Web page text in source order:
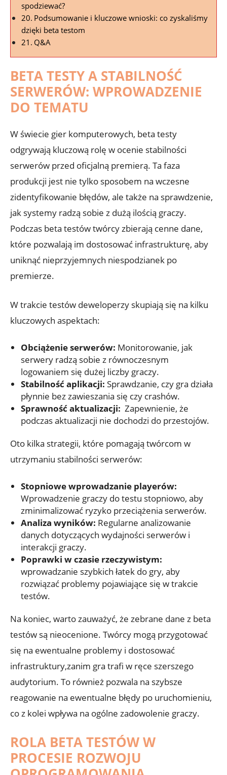
spodziewać?
Podsumowanie i kluczowe wnioski:⁢ co zyskaliśmy
dzięki⁣ beta testom
Q&A
BETA TESTY A STABILNOŚĆ
⁣SERWERÓW: WPROWADZENIE
DO TEMATU
W świecie‍ gier komputerowych, beta testy
⁤odgrywają kluczową⁢ rolę w​ ocenie stabilności
serwerów przed oficjalną⁣ premierą. ‌Ta faza
produkcji jest nie‍ tylko sposobem na wczesne
zidentyfikowanie​ błędów, ale także na sprawdzenie,
jak systemy radzą​ sobie z​ dużą ilością graczy.
Podczas beta‍ testów twórcy​ zbierają cenne dane,
które pozwalają⁢ im dostosować infrastrukturę, aby
uniknąć nieprzyjemnych niespodzianek po
premierze.
W trakcie testów deweloperzy skupiają się na kilku
kluczowych aspektach:
Obciążenie serwerów: Monitorowanie, jak
serwery radzą‌ sobie z równoczesnym
logowaniem się ⁣dużej liczby graczy.
Stabilność aplikacji: Sprawdzanie, czy gra działa
płynnie ‍bez zawieszania​ się⁢ czy‌ crashów.
Sprawność aktualizacji: ‌ Zapewnienie,‍ że
podczas aktualizacji nie dochodzi do przestojów.
Oto kilka strategii, ⁢które⁣ pomagają twórcom w
‍utrzymaniu stabilności serwerów:
Stopniowe wprowadzanie playerów:
Wprowadzenie ⁣graczy ⁤do testu stopniowo, aby
zminimalizować ryzyko przeciążenia⁢ serwerów.
Analiza wyników: Regularne analizowanie
danych dotyczących ​wydajności serwerów‌ i
interakcji graczy.
Poprawki‍ w ⁤czasie⁤ rzeczywistym:
wprowadzanie szybkich łatek‌ do gry, aby
rozwiązać⁣ problemy⁢ pojawiające się w trakcie
testów.
Na koniec,‌ warto zauważyć,‌ że zebrane dane z beta
testów⁤ są nieocenione. ⁢Twórcy mogą ⁣przygotować
się na ewentualne problemy i dostosować
infrastruktury,zanim gra trafi w⁣ ręce szerszego
audytorium. To również pozwala na szybsze⁣
reagowanie na ewentualne ‌błędy po uruchomieniu,
‍co z kolei‌ wpływa na ogólne zadowolenie graczy.
ROLA BETA TESTÓW W
PROCESIE ROZWOJU